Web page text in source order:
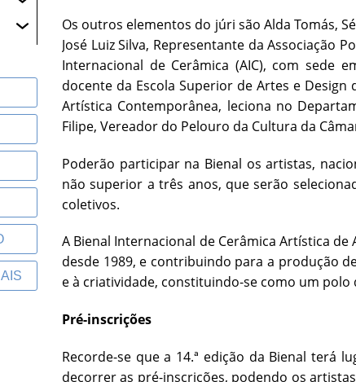
Os outros elementos do júri são Alda Tomás,
José Luiz Silva, Representante da Associação
Internacional de Cerâmica (AIC), com sede
docente da Escola Superior de Artes e
Artística Contemporânea, leciona no
Filipe, Vereador do Pelouro da Cultura da
Poderão participar na Bienal os artistas,
não superior a três anos, que serão
coletivos.
A Bienal Internacional de Cerâmica Artística
desde 1989, e contribuindo para a produção
e à criatividade, constituindo-se como um
Pré-inscrições
Recorde-se que a 14.ª edição da Bienal terá
decorrer as pré-inscrições, podendo os